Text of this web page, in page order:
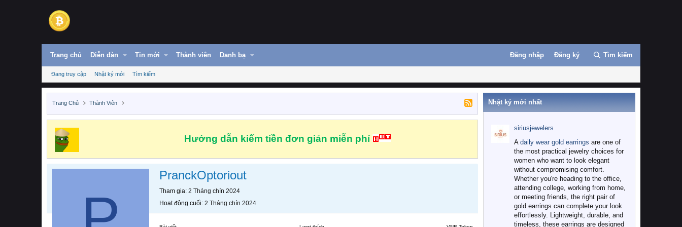
Trang chủ Diễn đàn Tin mới Thành viên Danh bạ Đăng nhập Đăng ký Tìm kiếm
Đang truy cập Nhật ký mới Tìm kiếm
Trang Chủ Thành Viên
Hướng dẫn kiếm tiền đơn giản miễn phí
PranckOptoriout
Tham gia 2 Tháng chín 2024
Hoạt động cuối 2 Tháng chín 2024
Nhật ký mới nhất
siriusjewelers
A daily wear gold earrings are one of
the most practical jewelry choices for
women who want to look elegant
without compromising comfort.
Whether you're heading to the office,
attending college, working from home,
or meeting friends, the right pair of
gold earrings can complete your look
effortlessly. Lightweight, durable, and
timeless, these earrings are designed